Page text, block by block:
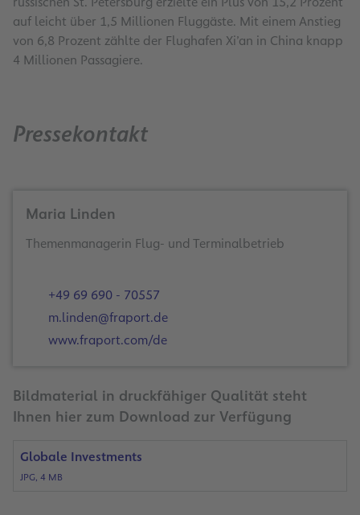
auf leicht über 1,5 Millionen Fluggäste. Mit einem Anstieg
von 6,8 Prozent zählte der Flughafen Xi’an in China knapp
4 Millionen Passagiere.
Pressekontakt
Maria Linden
Themenmanagerin Flug- und Terminalbetrieb
+49 69 690 - 70557
m.linden@fraport.de
www.fraport.com/de
Bildmaterial in druckfähiger Qualität steht
Ihnen hier zum Download zur Verfügung
Globale Investments
JPG, 4 MB